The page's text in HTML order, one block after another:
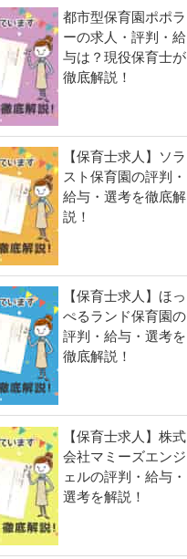
都市型保育園ポポラ
ーの求人・評判・給
与は？現役保育士が
徹底解説！
【保育士求人】ソラ
スト保育園の評判・
給与・選考を徹底解
説！
【保育士求人】ほっ
ぺるランド保育園の
評判・給与・選考を
徹底解説！
【保育士求人】株式
会社マミーズエンジ
ェルの評判・給与・
選考を解説！